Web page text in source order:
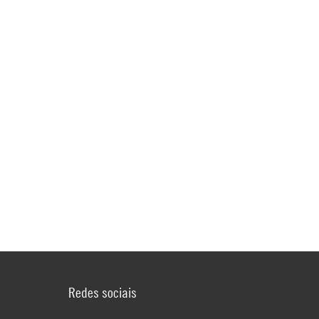
Redes sociais